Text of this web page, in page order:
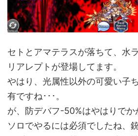
セトとアマテラスが落ちて、水
リアレプトが登場してます。
やはり、光属性以外の可愛い子
有ですね･･･。
が、防デバフ-50%はやはりでか
ソロでやるには必須でしたね、